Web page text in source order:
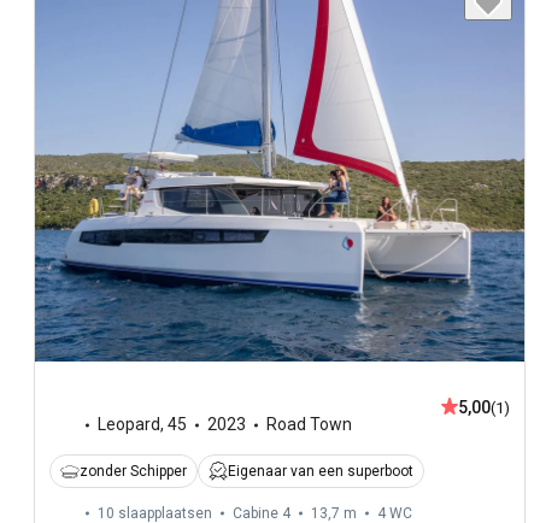
Leopard, 45 2023 Road Town
5,00(1)
zonder Schipper Eigenaar van een superboot
10 slaapplaatsen Cabine 4 13,7 m 4 WC